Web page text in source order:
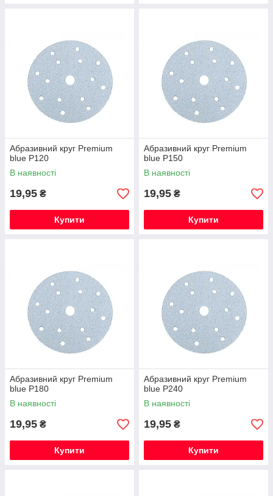
Абразивний круг Premium
blue Р120
В наявності
19,95 ₴
Купити
Абразивний круг Premium
blue Р150
В наявності
19,95 ₴
Купити
Абразивний круг Premium
blue Р180
В наявності
19,95 ₴
Купити
Абразивний круг Premium
blue Р240
В наявності
19,95 ₴
Купити